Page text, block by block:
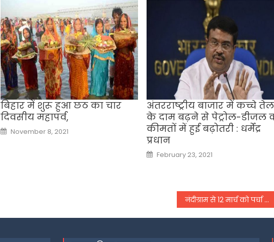
बिहार में शुरू हुआ छठ का चार
दिवसीय महापर्व,
Posted
on
November 8, 2021
अंतरराष्ट्रीय बाजार में कच्चे तेल
के दाम बढ़ने से पेट्रोल-डीजल
कीमतों में हुई बढ़ोतरी : धर्मेंद्र
प्रधान
Posted
on
February 23, 2021
नंदीग्राम से 12 मार्च को पर्चा भरेंगे शुभेंदु, स्मृति ईरानी और मिथुन चक्रवर्ती रहेंगे मौजूद